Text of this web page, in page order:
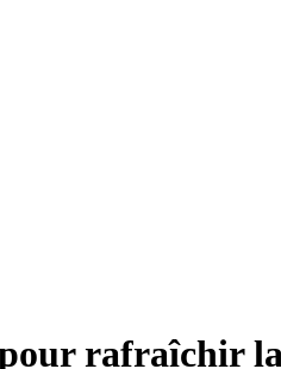
pour rafraîchir